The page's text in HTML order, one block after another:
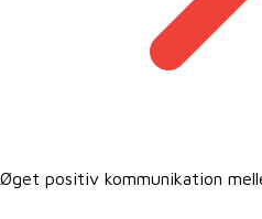
Øget positiv kommunikation